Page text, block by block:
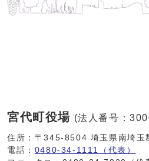
宮代町役場 (法人番号：
住所：〒345-8504 埼玉県南埼玉
電話： 0480-34-1111（代表）